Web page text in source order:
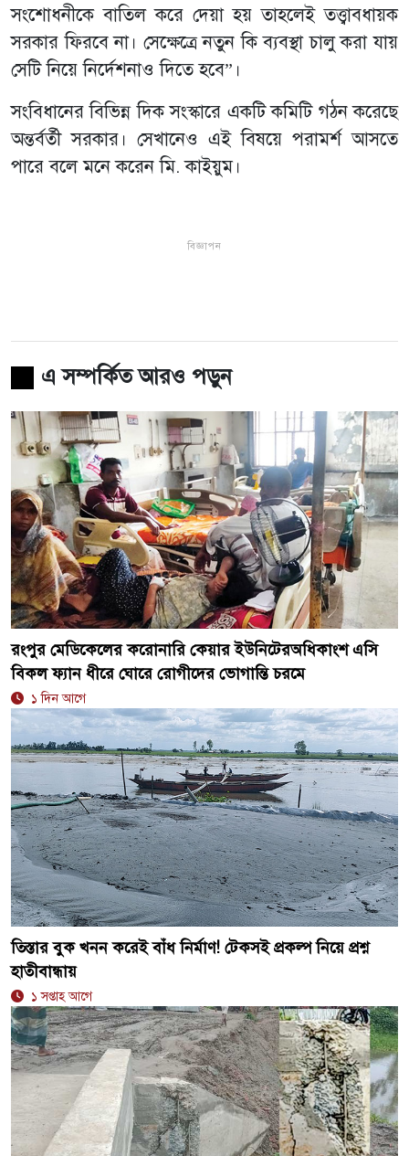
সংশোধনীকে বাতিল করে দেয়া হয় তাহলেই তত্ত্বাবধায়ক
সরকার ফিরবে না। সেক্ষেত্রে নতুন কি ব্যবস্থা চালু করা যায়
সেটি নিয়ে নির্দেশনাও দিতে হবে”।
সংবিধানের বিভিন্ন দিক সংস্কারে একটি কমিটি গঠন করেছে
অন্তর্বর্তী সরকার। সেখানেও এই বিষয়ে পরামর্শ আসতে
পারে বলে মনে করেন মি. কাইয়ুম।
বিজ্ঞাপন
এ সম্পর্কিত আরও পড়ুন
রংপুর মেডিকেলের করোনারি কেয়ার ইউনিটেরঅধিকাংশ এসি
বিকল ফ্যান ধীরে ঘোরে রোগীদের ভোগান্তি চরমে
১ দিন আগে
তিস্তার বুক খনন করেই বাঁধ নির্মাণ! টেকসই প্রকল্প নিয়ে প্রশ্ন
হাতীবান্ধায়
১ সপ্তাহ আগে